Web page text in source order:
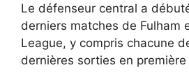
Le défenseur central a
derniers matches de Fulham
League, y compris chacune
dernières sorties en